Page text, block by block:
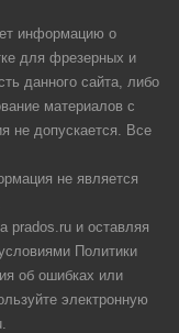
информацию о
для фрезерных и
данного сайта, либо
материалов с
не допускается. Все
не является
prados.ru и оставляя
Политики
об ошибках или
электронную